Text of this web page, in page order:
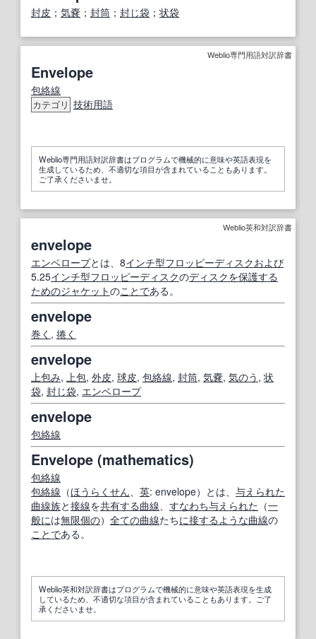
封皮 ； 気嚢 ； 封筒 ； 封じ袋 ； 状袋
Weblio専門用語対訳辞書
Envelope
包絡線
カテゴリ 技術用語
Weblio専門用語対訳辞書はプログラムで機械的に意味や英語表現を
生成しているため、不適切な項目が含まれていることもあります。
ご了承くださいませ。
Weblio英和対訳辞書
envelope
エンベロープとは、8インチ型フロッピーディスクおよび
5.25インチ型フロッピーディスクのディスクを保護する
ためのジャケットのことである。
envelope
巻く , 捲く
envelope
上包み, 上包, 外皮, 球皮, 包絡線, 封筒, 気嚢, 気のう , 状
袋, 封じ袋, エンベロープ
envelope
包絡線
Envelope (mathematics)
包絡線
包絡線 （ほうらくせん 英: envelope）とは、 与えられた
曲線族と接線を共有する曲線 すなわち与えられた （一
般には無限個の） 全ての曲線たちに接する ような曲線の
ことである。
Weblio英和対訳辞書はプログラムで機械的に意味や英語表現を生成
しているため、不適切な項目が含まれていることもあります。ご了
承くださいませ。